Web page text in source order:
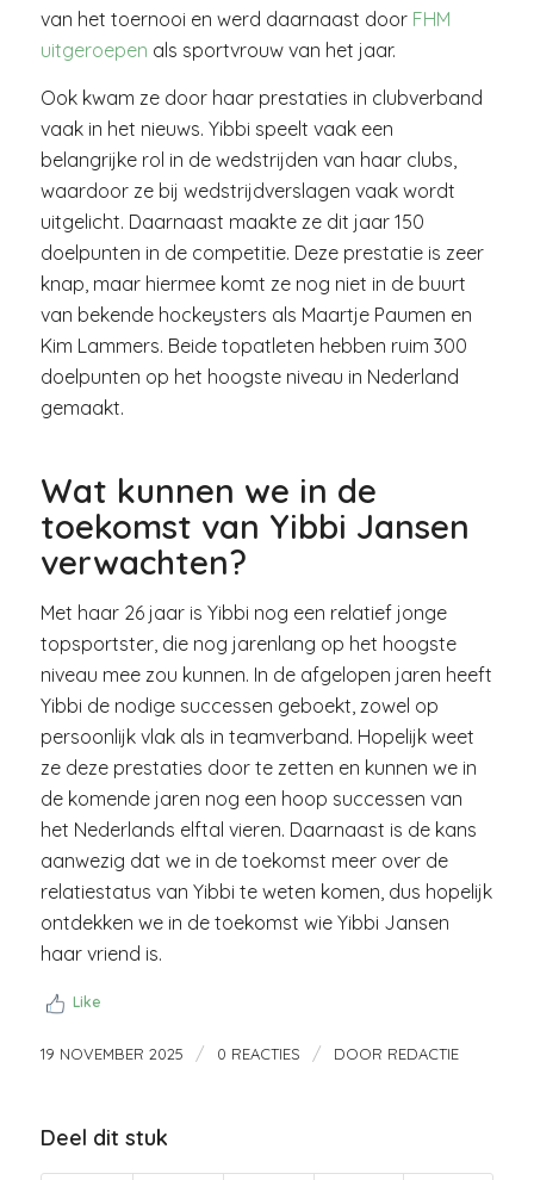
van het toernooi en werd daarnaast door FHM
uitgeroepen als sportvrouw van het jaar.
Ook kwam ze door haar prestaties in clubverband
vaak in het nieuws. Yibbi speelt vaak een
belangrijke rol in de wedstrijden van haar clubs,
waardoor ze bij wedstrijdverslagen vaak wordt
uitgelicht. Daarnaast maakte ze dit jaar 150
doelpunten in de competitie. Deze prestatie is zeer
knap, maar hiermee komt ze nog niet in de buurt
van bekende hockeysters als Maartje Paumen en
Kim Lammers. Beide topatleten hebben ruim 300
doelpunten op het hoogste niveau in Nederland
gemaakt.
Wat kunnen we in de
toekomst van Yibbi Jansen
verwachten?
Met haar 26 jaar is Yibbi nog een relatief jonge
topsportster, die nog jarenlang op het hoogste
niveau mee zou kunnen. In de afgelopen jaren heeft
Yibbi de nodige successen geboekt, zowel op
persoonlijk vlak als in teamverband. Hopelijk weet
ze deze prestaties door te zetten en kunnen we in
de komende jaren nog een hoop successen van
het Nederlands elftal vieren. Daarnaast is de kans
aanwezig dat we in de toekomst meer over de
relatiestatus van Yibbi te weten komen, dus hopelijk
ontdekken we in de toekomst wie Yibbi Jansen
haar vriend is.
Like
19 NOVEMBER 2025 / 0 REACTIES / DOOR REDACTIE
Deel dit stuk